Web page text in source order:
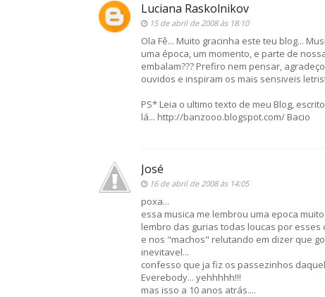
Luciana Raskolnikov
15 de abril de 2008 às 18:10
Ola Fê... Muito gracinha este teu blog...
uma época, um momento, e parte de
embalam??? Prefiro nem pensar,
ouvidos e inspiram os mais sensiveis
PS* Leia o ultimo texto de meu Blog,
lá... http://banzooo.blogspot.com/ Bacio
José
16 de abril de 2008 às 14:05
poxa...
essa musica me lembrou uma epoca
lembro das gurias todas loucas por esses
e nos "machos" relutando em dizer que
inevitavel...
confesso que ja fiz os passezinhos
Everebody... yehhhhh!!!
mas isso a 10 anos atrás....